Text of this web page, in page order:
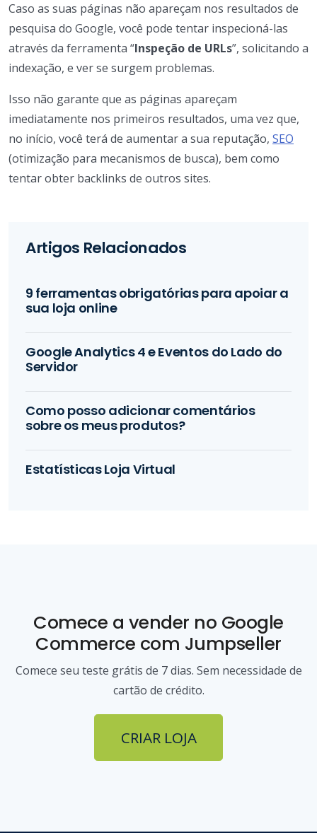
Caso as suas páginas não apareçam nos resultados de
pesquisa do Google, você pode tentar inspecioná-las
através da ferramenta “Inspeção de URLs”, solicitando a
indexação, e ver se surgem problemas.
Isso não garante que as páginas apareçam
imediatamente nos primeiros resultados, uma vez que,
no início, você terá de aumentar a sua reputação, SEO
(otimização para mecanismos de busca), bem como
tentar obter backlinks de outros sites.
Artigos Relacionados
9 ferramentas obrigatórias para apoiar a
sua loja online
Google Analytics 4 e Eventos do Lado do
Servidor
Como posso adicionar comentários
sobre os meus produtos?
Estatísticas Loja Virtual
Comece a vender no Google
Commerce com Jumpseller
Comece seu teste grátis de 7 dias. Sem necessidade de
cartão de crédito.
CRIAR LOJA